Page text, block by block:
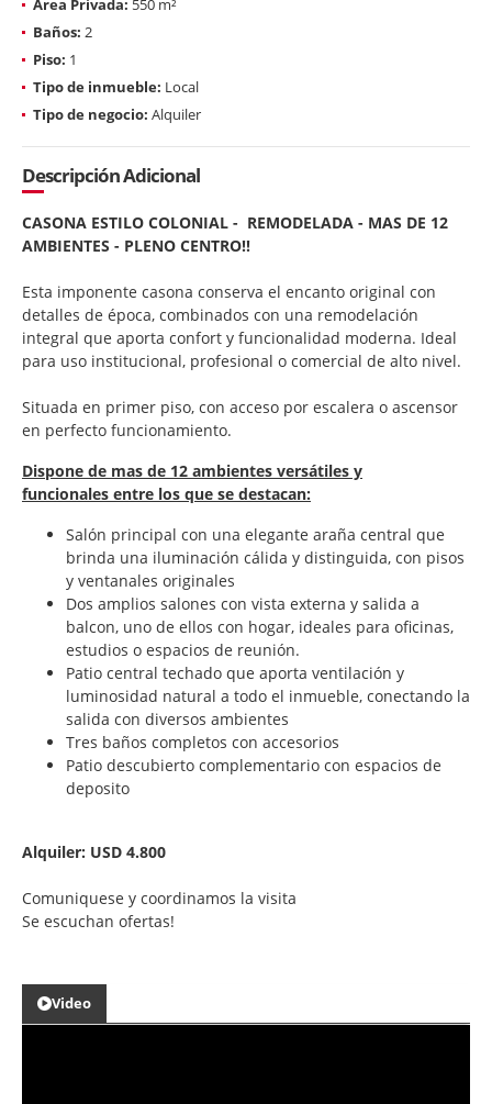
Área Privada: 550 m²
Baños: 2
Piso: 1
Tipo de inmueble: Local
Tipo de negocio: Alquiler
Descripción Adicional
CASONA ESTILO COLONIAL - REMODELADA - MAS DE 12
AMBIENTES - PLENO CENTRO!!
Esta imponente casona conserva el encanto original con
detalles de época, combinados con una remodelación
integral que aporta confort y funcionalidad moderna. Ideal
para uso institucional, profesional o comercial de alto nivel.
Situada en primer piso, con acceso por escalera o ascensor
en perfecto funcionamiento.
Dispone de mas de 12 ambientes versátiles y
funcionales entre los que se destacan:
Salón principal con una elegante araña central que
brinda una iluminación cálida y distinguida, con pisos
y ventanales originales
Dos amplios salones con vista externa y salida a
balcon, uno de ellos con hogar, ideales para oficinas,
estudios o espacios de reunión.
Patio central techado que aporta ventilación y
luminosidad natural a todo el inmueble, conectando la
salida con diversos ambientes
Tres baños completos con accesorios
Patio descubierto complementario con espacios de
deposito
Alquiler: USD 4.800
Comuniquese y coordinamos la visita
Se escuchan ofertas!
Video